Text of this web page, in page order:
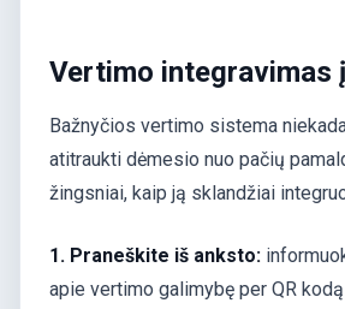
Vertimo integravimas
Bažnyčios vertimo sistema
atitraukti dėmesio nuo pačių
žingsniai, kaip ją sklandžiai
1. Praneškite iš anksto:
apie vertimo galimybę per QR